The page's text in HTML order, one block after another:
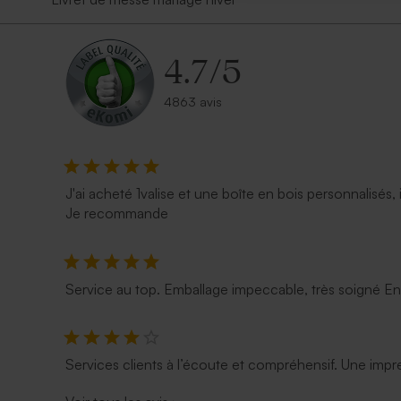
4.7/5
4863 avis
J'ai acheté 1valise et une boîte en bois
Je recommande
Service au top. Emballage impeccable, très soigné
Services clients à l’écoute et compréhensif. Une